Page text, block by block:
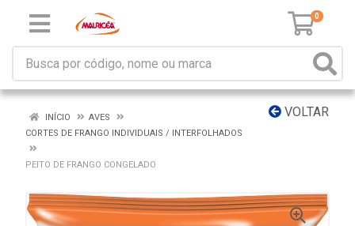
0
VOLTAR
INÍCIO
AVES
CORTES DE FRANGO INDIVIDUAIS / INTERFOLHADOS
PEITO DE FRANGO CONGELADO